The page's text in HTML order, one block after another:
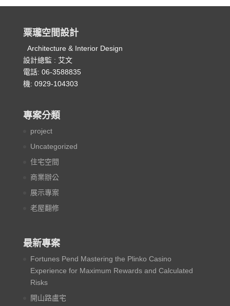
e
b
o
o
k
粟瓏空間設計
Architecture & Interior Design
設計總監 : 艾文
電話: 06-3588835
機: 0929-104303
專案分類
project
Uncategorized
住宅空間
商業辦公
展示專案
老屋翻修
最新專案
Fortunes Pend Mastering the Plinko Casino
Experience for Maximum Rewards and Calculated
Risks
開山路盧宅